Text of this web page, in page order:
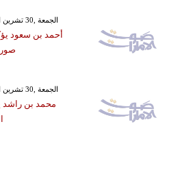
GMT 14:34 2018 الجمعة ,30 تشرين الثاني / نوفمبر
أحمد بن سعود
صور
GMT 14:31 2018 الجمعة ,30 تشرين الثاني / نوفمبر
محمد بن راشد